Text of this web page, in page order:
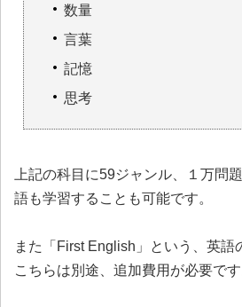
数量
言葉
記憶
思考
上記の科目に59ジャンル、１万問
語も学習することも可能です。
また「First English」という、英語
こちらは別途、追加費用が必要です